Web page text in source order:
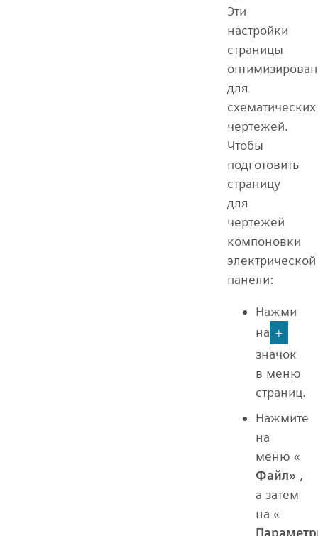
Эти
настройки
страницы
для
схематических
чертежей.
Чтобы
подготовить
страницу
для
чертежей
компоновки
электрической
панели:
Нажми
на +
значок
в меню
страниц.
Нажмите
на
меню «
Файл» ,
а затем
на «